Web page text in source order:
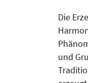
Die
und